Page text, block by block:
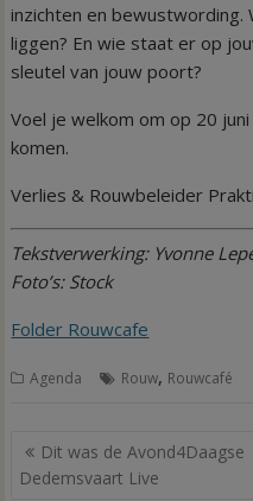
inzichten en bewustwording.
liggen? En wie staat er op
sleutel van jouw poort?
Voel je welkom om op 20
komen.
Verlies & Rouwbeleider
Tekstverwerking: Yvonne
Foto’s: Stock
Folder Rouwcafe
Agenda Rouw, Rouwcafé
Bericht
navigatie
Dit was de Avond4Daagse
Dedemsvaart Live